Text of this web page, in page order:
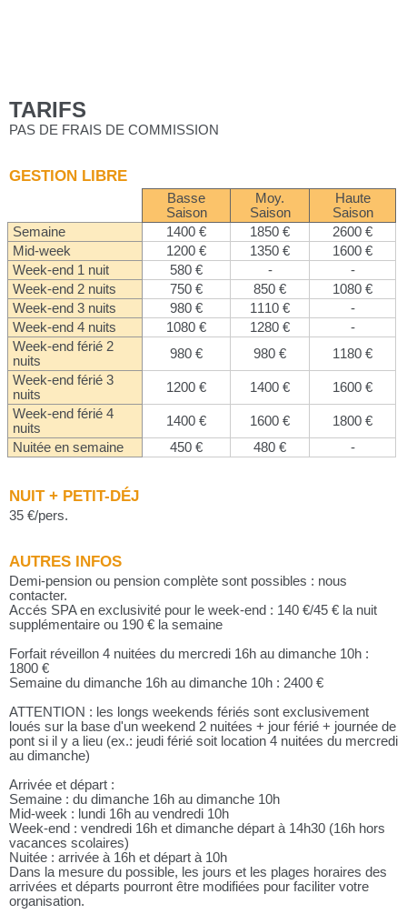
TARIFS
PAS DE FRAIS DE COMMISSION
GESTION LIBRE
Basse
Saison
Moy.
Saison
Haute
Saison
Semaine
1400 € 1850 €
2600 €
Mid-week
1200 € 1350 €
1600 €
Week-end 1 nuit
580 € -
-
Week-end 2 nuits
750 € 850 €
1080 €
Week-end 3 nuits
980 € 1110 €
-
Week-end 4 nuits
1080 € 1280 €
-
Week-end férié 2
nuits
980 € 980 €
1180 €
Week-end férié 3
nuits
1200 € 1400 €
1600 €
Week-end férié 4
nuits
1400 € 1600 €
1800 €
Nuitée en semaine
450 € 480 € -
NUIT + PETIT-DÉJ
35 €/pers.
AUTRES INFOS
Demi-pension ou pension complète sont possibles : nous
contacter.
Accés SPA en exclusivité pour le week-end : 140 €/45 € la nuit
supplémentaire ou 190 € la semaine
Forfait réveillon 4 nuitées du mercredi 16h au dimanche 10h :
1800 €
Semaine du dimanche 16h au dimanche 10h : 2400 €
ATTENTION : les longs weekends fériés sont exclusivement
loués sur la base d'un weekend 2 nuitées + jour férié + journée de
pont si il y a lieu (ex.: jeudi férié soit location 4 nuitées du mercredi
au dimanche)
Arrivée et départ :
Semaine : du dimanche 16h au dimanche 10h
Mid-week : lundi 16h au vendredi 10h
Week-end : vendredi 16h et dimanche départ à 14h30 (16h hors
vacances scolaires)
Nuitée : arrivée à 16h et départ à 10h
Dans la mesure du possible, les jours et les plages horaires des
arrivées et départs pourront être modifiées pour faciliter votre
organisation.